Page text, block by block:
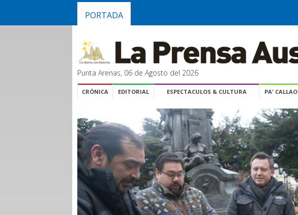
PORTADA
Punta Arenas, 06 de Agosto del 2026
CRÓNICA EDITORIAL ESPECTACULOS & CULTURA PA' CALLAO